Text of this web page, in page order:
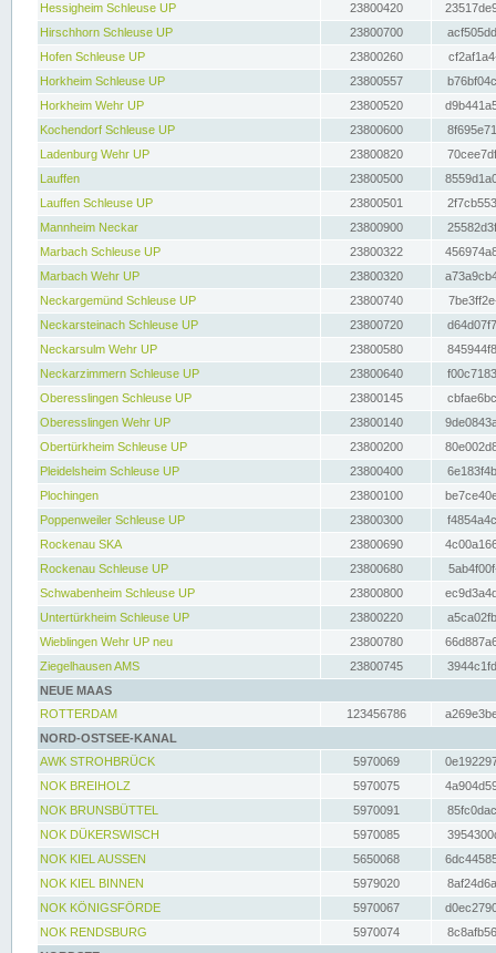
Hessigheim Schleuse UP
23800420
Hirschhorn Schleuse UP
23800700
Hofen Schleuse UP
23800260
Horkheim Schleuse UP
23800557
Horkheim Wehr UP
23800520
Kochendorf Schleuse UP
23800600
Ladenburg Wehr UP
23800820
Lauffen
23800500
Lauffen Schleuse UP
23800501
Mannheim Neckar
23800900
Marbach Schleuse UP
23800322
Marbach Wehr UP
23800320
Neckargemünd Schleuse UP
23800740
Neckarsteinach Schleuse UP
23800720
Neckarsulm Wehr UP
23800580
Neckarzimmern Schleuse UP
23800640
Oberesslingen Schleuse UP
23800145
Oberesslingen Wehr UP
23800140
Obertürkheim Schleuse UP
23800200
Pleidelsheim Schleuse UP
23800400
Plochingen
23800100
Poppenweiler Schleuse UP
23800300
Rockenau SKA
23800690
Rockenau Schleuse UP
23800680
Schwabenheim Schleuse UP
23800800
Untertürkheim Schleuse UP
23800220
Wieblingen Wehr UP neu
23800780
Ziegelhausen AMS
23800745
NEUE MAAS
ROTTERDAM
123456786
NORD-OSTSEE-KANAL
AWK STROHBRÜCK
5970069
NOK BREIHOLZ
5970075
NOK BRUNSBÜTTEL
5970091
NOK DÜKERSWISCH
5970085
NOK KIEL AUSSEN
5650068
NOK KIEL BINNEN
5979020
NOK KÖNIGSFÖRDE
5970067
NOK RENDSBURG
5970074